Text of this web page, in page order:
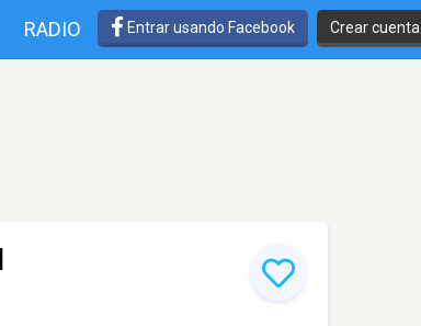
RADIO Entrar usando Facebook Crear cuenta